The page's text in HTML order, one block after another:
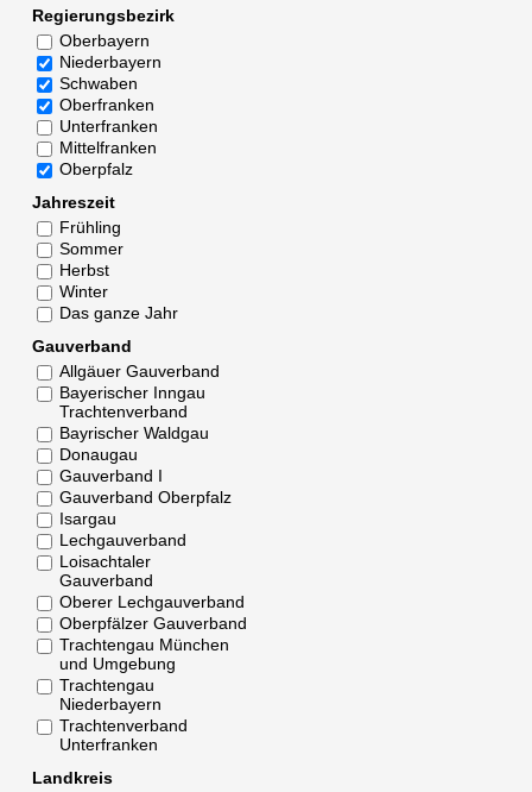
Regierungsbezirk
Oberbayern
Niederbayern
Schwaben
Oberfranken
Unterfranken
Mittelfranken
Oberpfalz
Jahreszeit
Frühling
Sommer
Herbst
Winter
Das ganze Jahr
Gauverband
Allgäuer Gauverband
Bayerischer Inngau
Trachtenverband
Bayrischer Waldgau
Donaugau
Gauverband I
Gauverband Oberpfalz
Isargau
Lechgauverband
Loisachtaler
Gauverband
Oberer Lechgauverband
Oberpfälzer Gauverband
Trachtengau München
und Umgebung
Trachtengau
Niederbayern
Trachtenverband
Unterfranken
Landkreis